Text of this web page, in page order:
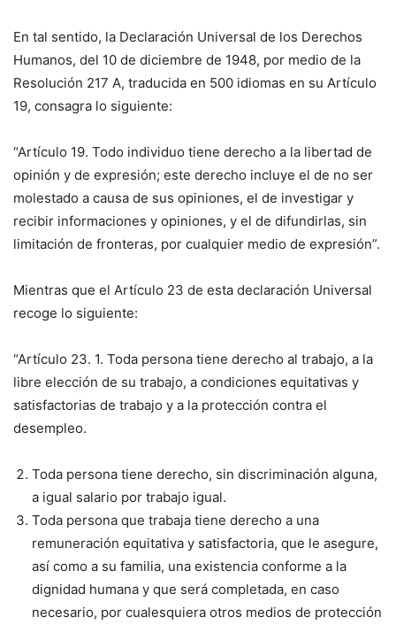
En tal sentido, la Declaración Universal de los Derechos
Humanos, del 10 de diciembre de 1948, por medio de la
Resolución 217 A, traducida en 500 idiomas en su Artículo
19, consagra lo siguiente:
“Artículo 19. Todo individuo tiene derecho a la libertad de
opinión y de expresión; este derecho incluye el de no ser
molestado a causa de sus opiniones, el de investigar y
recibir informaciones y opiniones, y el de difundirlas, sin
limitación de fronteras, por cualquier medio de expresión”.
Mientras que el Artículo 23 de esta declaración Universal
recoge lo siguiente:
“Artículo 23. 1. Toda persona tiene derecho al trabajo, a la
libre elección de su trabajo, a condiciones equitativas y
satisfactorias de trabajo y a la protección contra el
desempleo.
Toda persona tiene derecho, sin discriminación alguna,
a igual salario por trabajo igual.
Toda persona que trabaja tiene derecho a una
remuneración equitativa y satisfactoria, que le asegure,
así como a su familia, una existencia conforme a la
dignidad humana y que será completada, en caso
necesario, por cualesquiera otros medios de protección